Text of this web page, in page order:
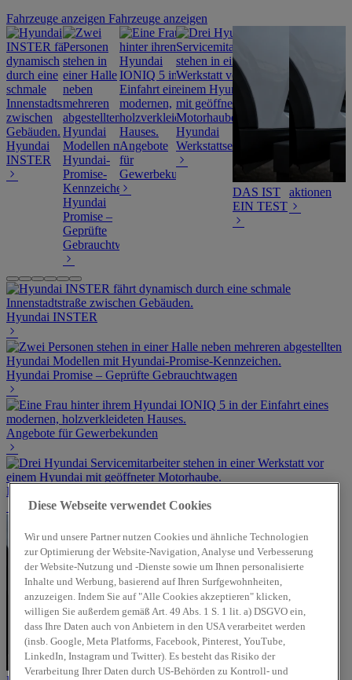
Fahrzeuge anzeigen Fahrzeuge anzeigen
Hyundai
INSTER
Hyundai
Promise –
Geprüfte
Gebrauchtwagen
Angebote
für
Gewerbekunden
Hyundai
Werkstattservice
DAS IST
EIN TEST
aktionen
Hyundai INSTER
Hyundai Promise – Geprüfte Gebrauchtwagen
Angebote für Gewerbekunden
Hyundai Werkstattservice
Diese Webseite verwendet Cookies
Wir und unsere Partner nutzen Cookies und ähnliche Technologien
zur Optimierung der Website-Navigation, Analyse und Verbesserung
der Website-Nutzung und -Dienste sowie um Ihnen personalisierte
Inhalte und Werbung, basierend auf Ihren Surfgewohnheiten,
anzuzeigen. Indem Sie auf "Alle Cookies akzeptieren" klicken,
willigen Sie außerdem gemäß Art. 49 Abs. 1 S. 1 lit. a) DSGVO ein,
dass Ihre Daten auch von Anbietern in den USA verarbeitet werden
(insb. Google, Meta Platforms, Facebook, Pinterest, YouTube,
LinkedIn, Instagram und Twitter). Es besteht das Risiko der
Verarbeitung Ihrer Daten durch US-Behörden zu Kontroll- und